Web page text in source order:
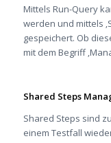
Mittels Run-Query
werden und mittels
gespeichert. Ob
mit dem Begriff
Shared Steps
Shared Steps sind
einem Testfall